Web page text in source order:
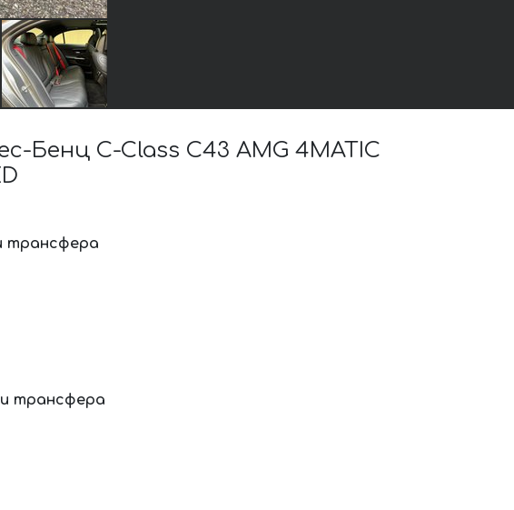
C-Class C43 AMG 4MATIC
трансфера
трансфера